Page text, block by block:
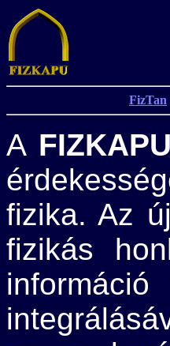
FizTan
A FIZKAPU
fizika. Az
fizikás